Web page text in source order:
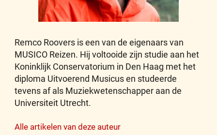
Remco Roovers is een van de eigenaars van
MUSICO Reizen. Hij voltooide zijn studie aan het
Koninklijk Conservatorium in Den Haag met het
diploma Uitvoerend Musicus en studeerde
tevens af als Muziekwetenschapper aan de
Universiteit Utrecht.
Alle artikelen van deze auteur